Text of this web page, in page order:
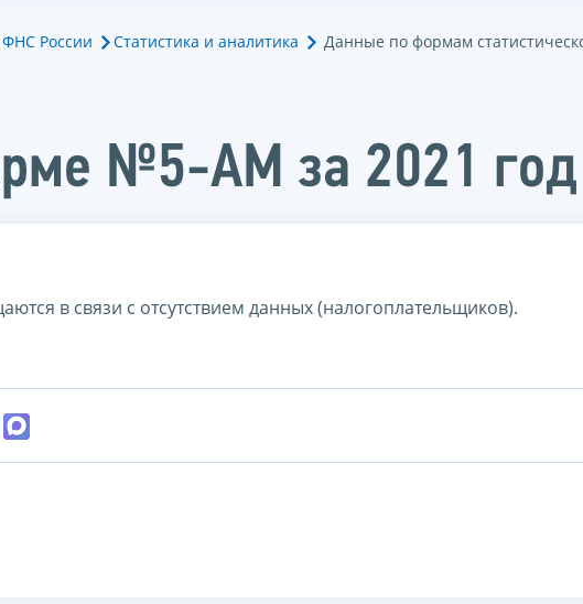
России Статистика и аналитика Данные по формам
№5-АМ за 2021 год
в связи с отсутствием данных (налогоплательщиков).